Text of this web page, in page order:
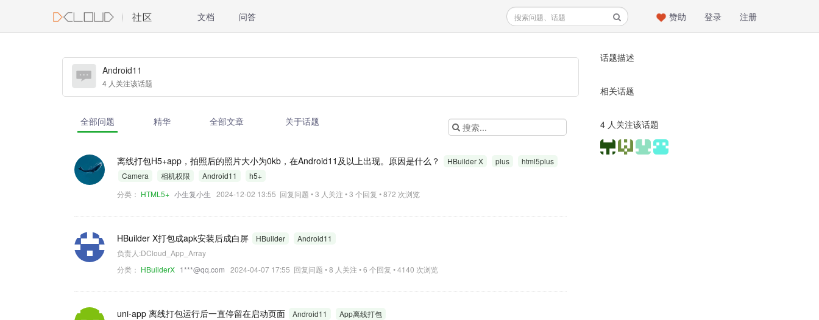
文档 问答 注册
登录
赞助
Android11
4 人关注该话题
全部问题 精华 全部文章 关于话题
离线打包H5+app，拍照后的照片大小为0kb，在Android11及以上出现。原因是什么？ HBuilder X plus
html5plus
Camera
相机权限 Android11
h5+
分类： HTML5+ 小生复小生 2024-12-02 13:55 回复问题 • 3 人关注 • 3 个回复 • 872 次浏览
HBuilder X打包成apk安装后成白屏 HBuilder
Android11
负责人:DCloud_App_Array
分类： HBuilderX 1***@qq.com 2024-04-07 17:55 回复问题 • 8 人关注 • 6 个回复 • 4140 次浏览
uni-app 离线打包运行后一直停留在启动页面 Android11
App离线打包
话题描述
相关话题
4 人关注该话题